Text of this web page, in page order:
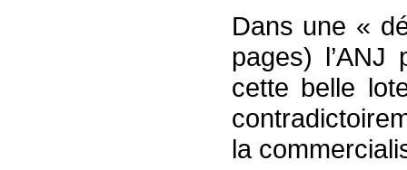
Dans une «
pages) l’ANJ
cette belle
la